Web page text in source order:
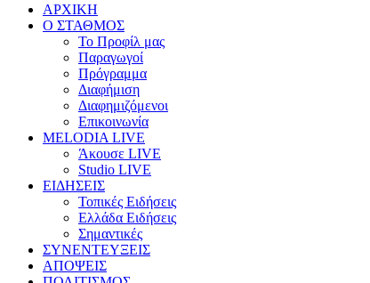
ΑΡΧΙΚΗ
Ο ΣΤΑΘΜΟΣ
Το Προφίλ μας
Παραγωγοί
Πρόγραμμα
Διαφήμιση
Διαφημιζόμενοι
Επικοινωνία
MELODIA LIVE
Άκουσε LIVE
Studio LIVE
ΕΙΔΗΣΕΙΣ
Τοπικές Ειδήσεις
Ελλάδα Ειδήσεις
Σημαντικές
ΣΥΝΕΝΤΕΥΞΕΙΣ
ΑΠΟΨΕΙΣ